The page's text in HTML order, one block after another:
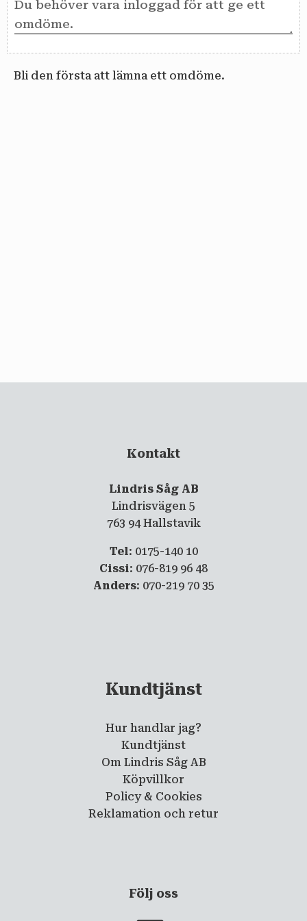
Bli den första att lämna ett omdöme.
Kontakt
Lindris Såg AB
Lindrisvägen 5
763 94 Hallstavik
Tel: 0175-140 10
Cissi: 076-819 96 48
Anders: 070-219 70 35
Kundtjänst
Hur handlar jag?
Kundtjänst
Om Lindris Såg AB
Köpvillkor
Policy & Cookies
Reklamation och retur
Följ oss